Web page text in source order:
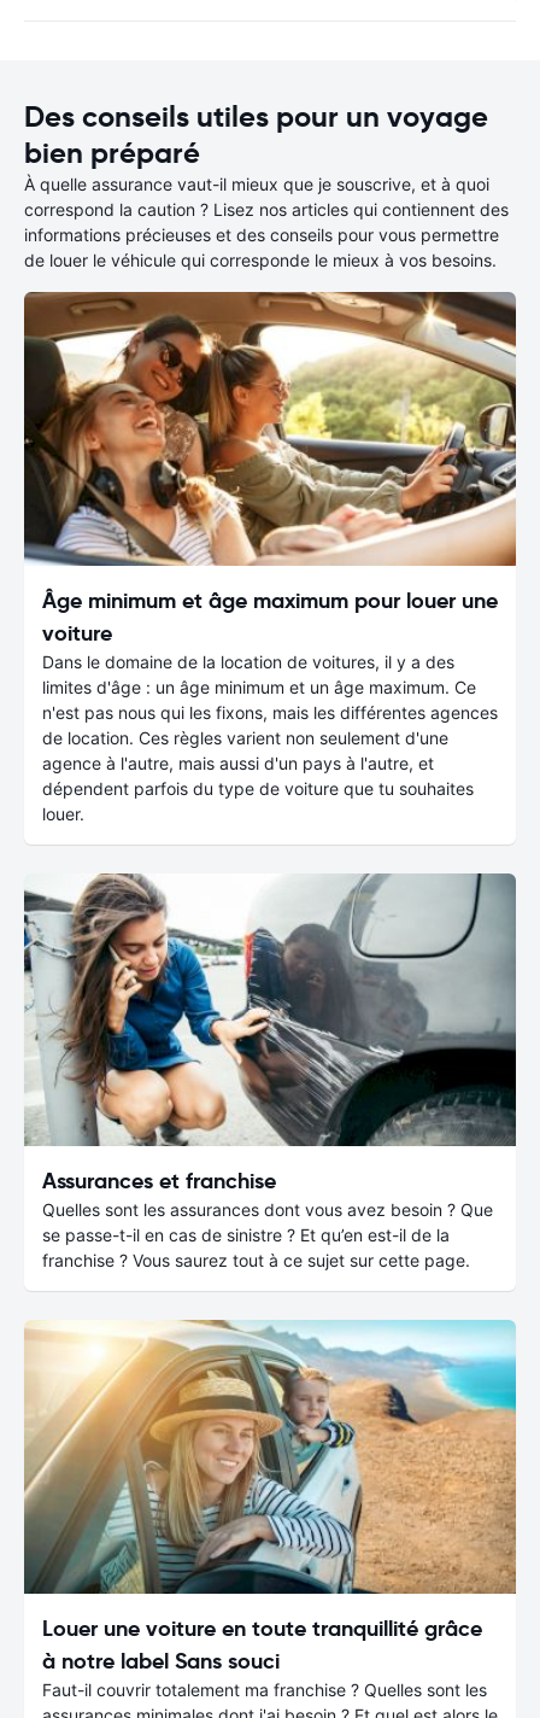
Des conseils utiles pour un voyage
bien préparé
À quelle assurance vaut-il mieux que je souscrive, et à quoi
correspond la caution ? Lisez nos articles qui contiennent des
informations précieuses et des conseils pour vous permettre
de louer le véhicule qui corresponde le mieux à vos besoins.
Âge minimum et âge maximum pour louer une
voiture
Dans le domaine de la location de voitures, il y a des
limites d'âge : un âge minimum et un âge maximum. Ce
n'est pas nous qui les fixons, mais les différentes agences
de location. Ces règles varient non seulement d'une
agence à l'autre, mais aussi d'un pays à l'autre, et
dépendent parfois du type de voiture que tu souhaites
louer.
Assurances et franchise
Quelles sont les assurances dont vous avez besoin ? Que
se passe-t-il en cas de sinistre ? Et qu’en est-il de la
franchise ? Vous saurez tout à ce sujet sur cette page.
Louer une voiture en toute tranquillité grâce
à notre label Sans souci
Faut-il couvrir totalement ma franchise ? Quelles sont les